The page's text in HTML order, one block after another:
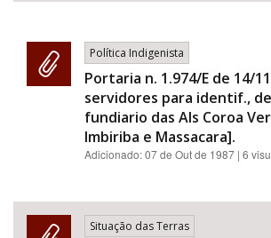
Política Indigenista
Portaria n. 1.974/E de 14/
servidores para identif.,
fundiario das AIs Coroa
Imbiriba e Massacara].
Adicionado:07 de Out de 1987 | 6
Situação das Terras